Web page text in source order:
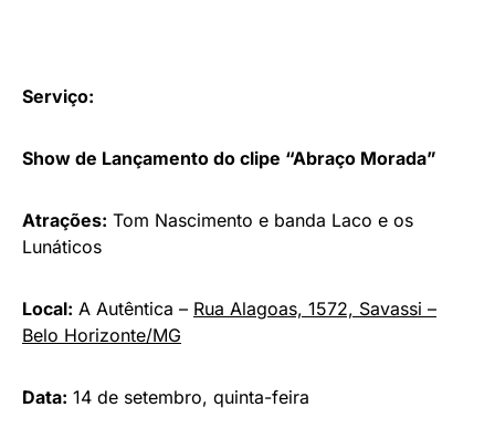
Serviço:
Show de Lançamento do clipe “Abraço Morada”
Atrações: Tom Nascimento e banda Laco e os
Lunáticos
Local: A Autêntica – Rua Alagoas, 1572, Savassi –
Belo Horizonte/MG
Data: 14 de setembro, quinta-feira